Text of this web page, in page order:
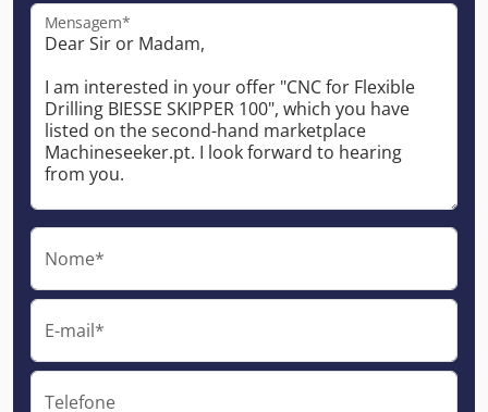
Mensagem*
Nome*
E-mail*
Telefone